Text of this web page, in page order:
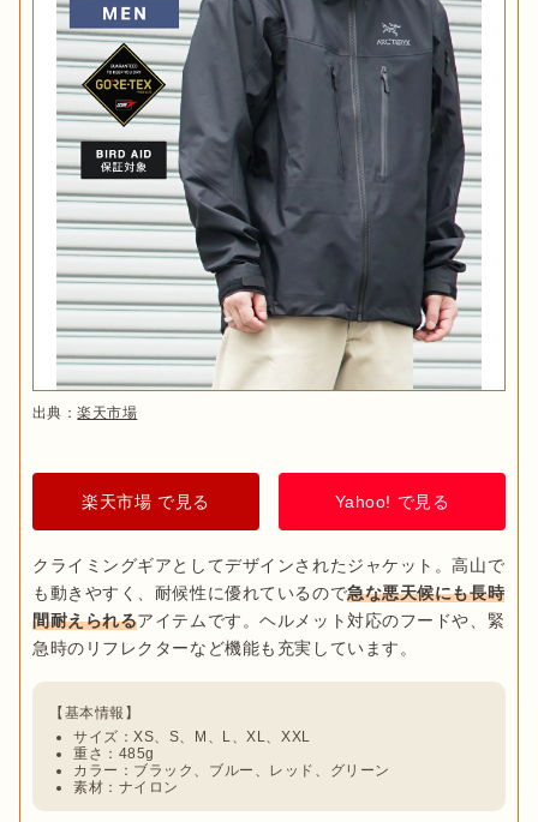
軽さと抜群の暖かさにこだわるダウンはもちろん、アークテリ
独自開発した保温性とお手入れのしやすさが特徴の「コ
アロフト」も魅力的です。また、ジャケットの表面素材の機能
によっても軽さや着心地、防寒性、価格も大きく異なりますの
で、比較して選びましょう。
フリース
出典：Amazon
とインナーの間のミッドレイヤーとしても
です。しなやかで着心地が良く、タイトなつくりで重ね着しや
すいので、気温低下時の体温調節にも便利。
すっきりしたデザ
インは街着にもおすすめ、ひとつ持っていると重宝するアイテ
出典：Amazon
アークテリクスのジャケットには、
デザインや着丈の長さの違
いによってそれぞれモデル名
アルファ：山でのアクティビティを想定して作られたモデル。お
しりがちょうど隠れる着丈。
：さまざまなシーンに対応できる高機能なモデル。おしり
が半分隠れる着丈。
こうした名前は、全ての製品についているわけではありません
が、覚えておくとアイテム選びがしやすくなります。
生地の厚さ・耐久性を表すアルファベット
に注目
出典：楽天市場
楽天市場 で見る Yahoo! で見る
クライミングギアとしてデザインされたジャケット。高山で
も動きやすく、耐候性に優れているので急な悪天候にも長時
間耐えられるアイテムです。ヘルメット対応のフードや、緊
サイズ：XS、S、M、L、XL、XXL
重さ：485g
カラー：ブラック、ブルー、レッド、グリーン
素材：ナイロン